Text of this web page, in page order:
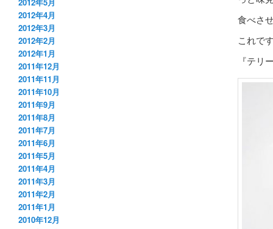
食べさ
これで
『テリ
2012年5月
2012年4月
2012年3月
2012年2月
2012年1月
2011年12月
2011年11月
2011年10月
2011年9月
2011年8月
2011年7月
2011年6月
2011年5月
2011年4月
2011年3月
2011年2月
2011年1月
2010年12月